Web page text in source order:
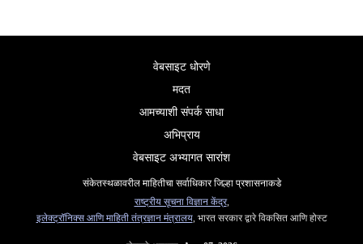
वेबसाइट धोरणे
मदत
आमच्याशी संपर्क साधा
अभिप्राय
वेबसाइट अभ्यागत सारांश
संकेतस्थळावरील माहितीचा सर्वाधिकार जिल्हा प्रशासनाकडे
राष्ट्रीय सूचना विज्ञान केंद्र,
इलेक्ट्रॉनिक्स आणि माहिती तंत्रज्ञान मंत्रालय, भारत सरकार द्वारे विकसित आणि होस्ट